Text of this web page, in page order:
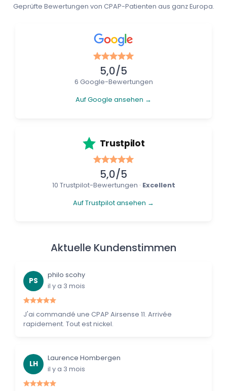
Geprüfte Bewertungen von CPAP-Patienten aus ganz Europa.
5,0/5
6 Google-Bewertungen
Auf Google ansehen →
Trustpilot
5,0/5
10 Trustpilot-Bewertungen · Excellent
Auf Trustpilot ansehen →
Aktuelle Kundenstimmen
PS
philo scohy
il y a 3 mois
J'ai commandé une CPAP Airsense 11. Arrivée
rapidement. Tout est nickel.
LH
Laurence Hombergen
il y a 3 mois